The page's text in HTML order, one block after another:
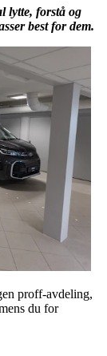
lytte, forstå og
best for dem.
proff-avdeling,
du for